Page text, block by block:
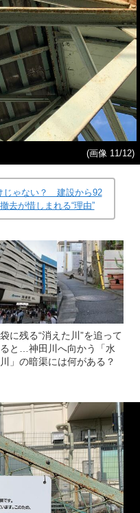
(画像 11/12)
じゃない？ 建設から92
去が惜しまれる“理由”
に残る“消えた川”を追って
と…神田川へ向かう「水
」の暗渠には何がある？